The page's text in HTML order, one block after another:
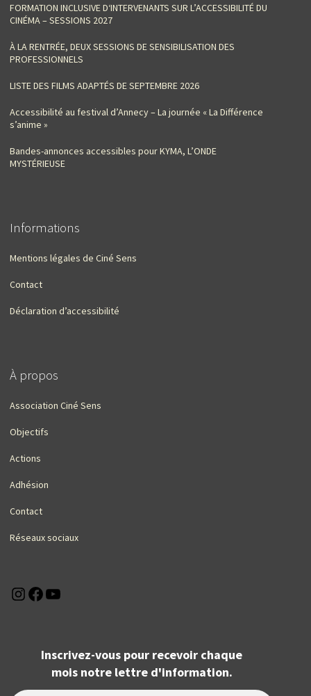
FORMATION INCLUSIVE D‘INTERVENANTS SUR L’ACCESSIBILITÉ DU
CINÉMA – SESSIONS 2027
À LA RENTRÉE, DEUX SESSIONS DE SENSIBILISATION DES
PROFESSIONNELS
LISTE DES FILMS ADAPTÉS DE SEPTEMBRE 2026
Accessibilité au festival d’Annecy – La journée « La Différence
s’anime »
Bandes-annonces accessibles pour KYMA, L’ONDE
MYSTÉRIEUSE
Informations
Mentions légales de Ciné Sens
Contact
Déclaration d’accessibilité
À propos
Association Ciné Sens
Objectifs
Actions
Adhésion
Contact
Réseaux sociaux
Instagram
Facebook
Inscrivez-vous pour recevoir chaque
mois notre lettre d'information.